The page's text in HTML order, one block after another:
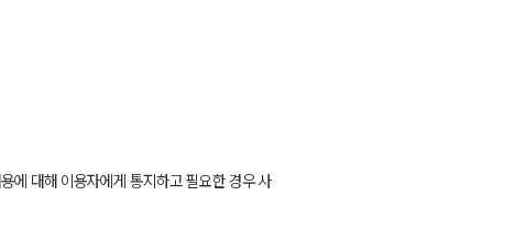
에 대해 이용자에게 통지하고 필요한 경우 사